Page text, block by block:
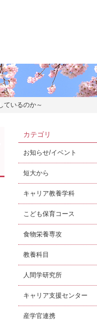
ているのか～
カテゴリ
お知らせ/イベント
短大から
キャリア教養学科
こども保育コース
食物栄養専攻
教養科目
人間学研究所
キャリア支援センター
産学官連携